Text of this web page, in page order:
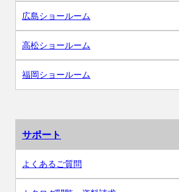
広島ショールーム
高松ショールーム
福岡ショールーム
サポート
よくあるご質問